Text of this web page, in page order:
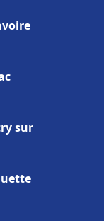
sur